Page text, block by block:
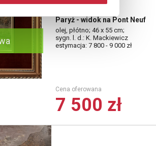
Paryż - widok na Pont Neuf
olej, płótno; 46 x 55 cm;
sygn. l. d.: K. Mackiewicz
estymacja: 7 800 - 9 000 zł
Cena oferowana
7 500 zł